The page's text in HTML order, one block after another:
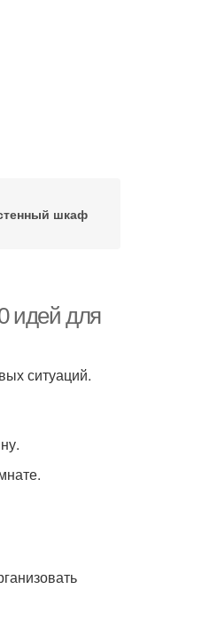
шкаф
идей для
ситуаций.